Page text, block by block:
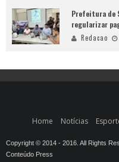
Prefeitura de
regularizar
Redacao
Home Notícias
Copyright © 2014 - 2016. All Rights
Conteúdo Press